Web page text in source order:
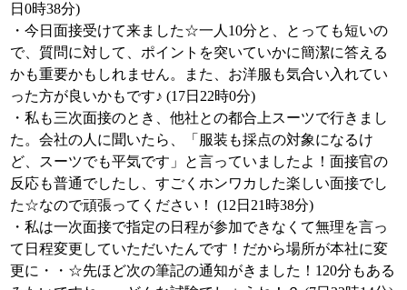
日0時38分)
・今日面接受けて来ました☆一人10分と、とっても短いの
で、質問に対して、ポイントを突いていかに簡潔に答える
かも重要かもしれません。また、お洋服も気合い入れてい
った方が良いかもです♪ (17日22時0分)
・私も三次面接のとき、他社との都合上スーツで行きまし
た。会社の人に聞いたら、「服装も採点の対象になるけ
ど、スーツでも平気です」と言っていましたよ！面接官の
反応も普通でしたし、すごくホンワカした楽しい面接でし
た☆なので頑張ってください！ (12日21時38分)
・私は一次面接で指定の日程が参加できなくて無理を言っ
て日程変更していただいたんです！だから場所が本社に変
更に・・☆先ほど次の筆記の通知がきました！120分もある